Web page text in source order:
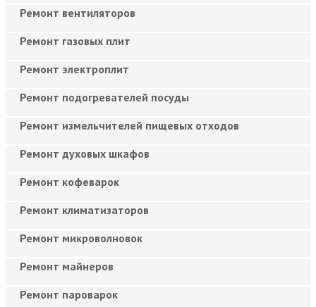
Ремонт вентиляторов
Ремонт газовых плит
Ремонт электроплит
Ремонт подогревателей посуды
Ремонт измельчителей пищевых отходов
Ремонт духовых шкафов
Ремонт кофеварок
Ремонт климатизаторов
Ремонт микроволновок
Ремонт майнеров
Ремонт пароварок